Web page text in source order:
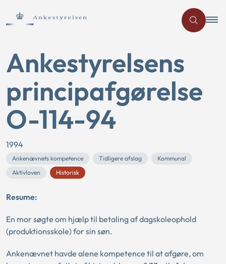
Ankestyrelsens
principafgørelse
O-114-94
1994
Ankenævnets kompetence Tidligere afslag
Kommunal
Aktivloven
Historisk
Resume:
En mor søgte om hjælp til betaling af dagskoleophold
(produktionsskole) for sin søn.
Ankenævnet havde alene kompetence til at afgøre, om